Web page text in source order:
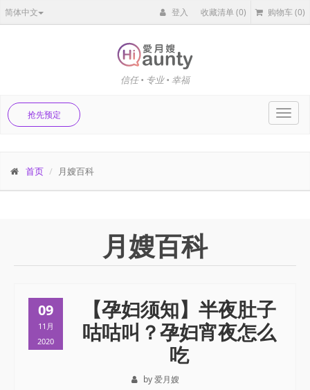
简体中文 登入 收藏清单(0) 购物车(0)
信任 • 专业 • 幸福
抢先预定
首页 月嫂百科
月嫂百科
09
11月
2020
【孕妇须知】半夜肚子
咕咕叫？孕妇宵夜怎么
吃
by 爱月嫂